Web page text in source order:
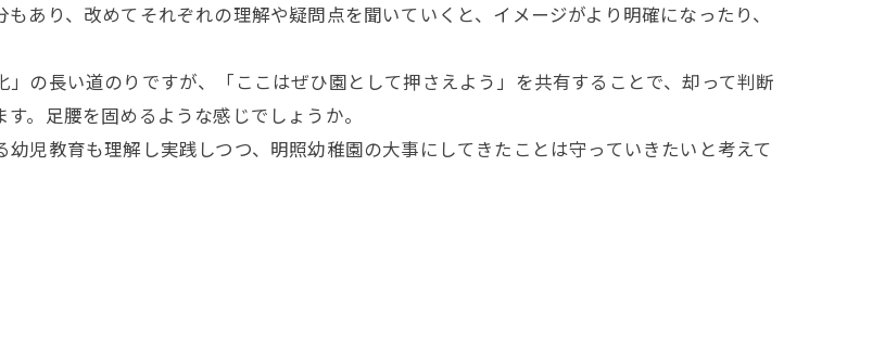
あり、改めてそれぞれの理解や疑問点を聞いていくと、イメージがより明確になったり、
の長い道のりですが、「ここはぜひ園として押さえよう」を共有することで、却って判断
。足腰を固めるような感じでしょうか。
児教育も理解し実践しつつ、明照幼稚園の大事にしてきたことは守っていきたいと考えて